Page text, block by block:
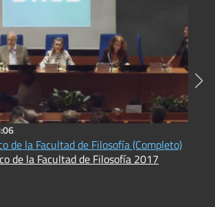
de la Facultad de Filosofía (Completo)
de la Facultad de Filosofía 2017